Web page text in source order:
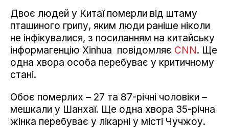
Двоє людей у Китаї померли від штаму
пташиного грипу, яким люди раніше ніколи
не інфікувалися, з посиланням на китайську
інформагенцію Xinhuа повідомляє CNN. Ще
одна хвора особа перебуває у критичному
стані.
Обоє померлих – 27 та 87-річні чоловіки –
мешкали у Шанхаї. Ще одна хвора 35-річна
жінка перебуває у лікарні у місті Чучжоу.